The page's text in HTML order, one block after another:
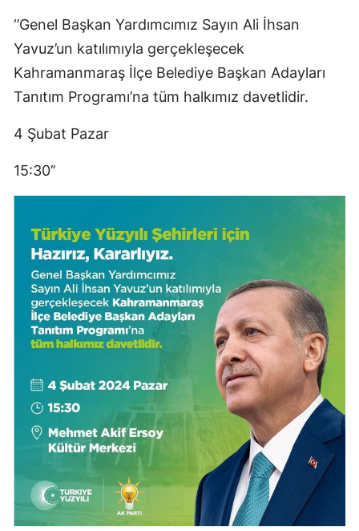
‘’Genel Başkan Yardımcımız Sayın Ali İhsan
Yavuz’un katılımıyla gerçekleşecek
Kahramanmaraş İlçe Belediye Başkan Adayları
Tanıtım Programı’na tüm halkımız davetlidir.
4 Şubat Pazar
15:30’’